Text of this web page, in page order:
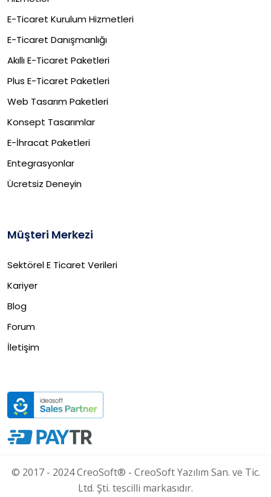
E-Ticaret Kurulum Hizmetleri
E-Ticaret Danışmanlığı
Akıllı E-Ticaret Paketleri
Plus E-Ticaret Paketleri
Web Tasarım Paketleri
Konsept Tasarımlar
E-İhracat Paketleri​
Entegrasyonlar
Ücretsiz Deneyin
Müşteri Merkezi
Sektörel E Ticaret Verileri
Kariyer
Blog
Forum
İletişim
© 2017 - 2024 CreoSoft® - CreoSoft Yazılım San. ve Tic.
Ltd. Şti. tescilli markasıdır.